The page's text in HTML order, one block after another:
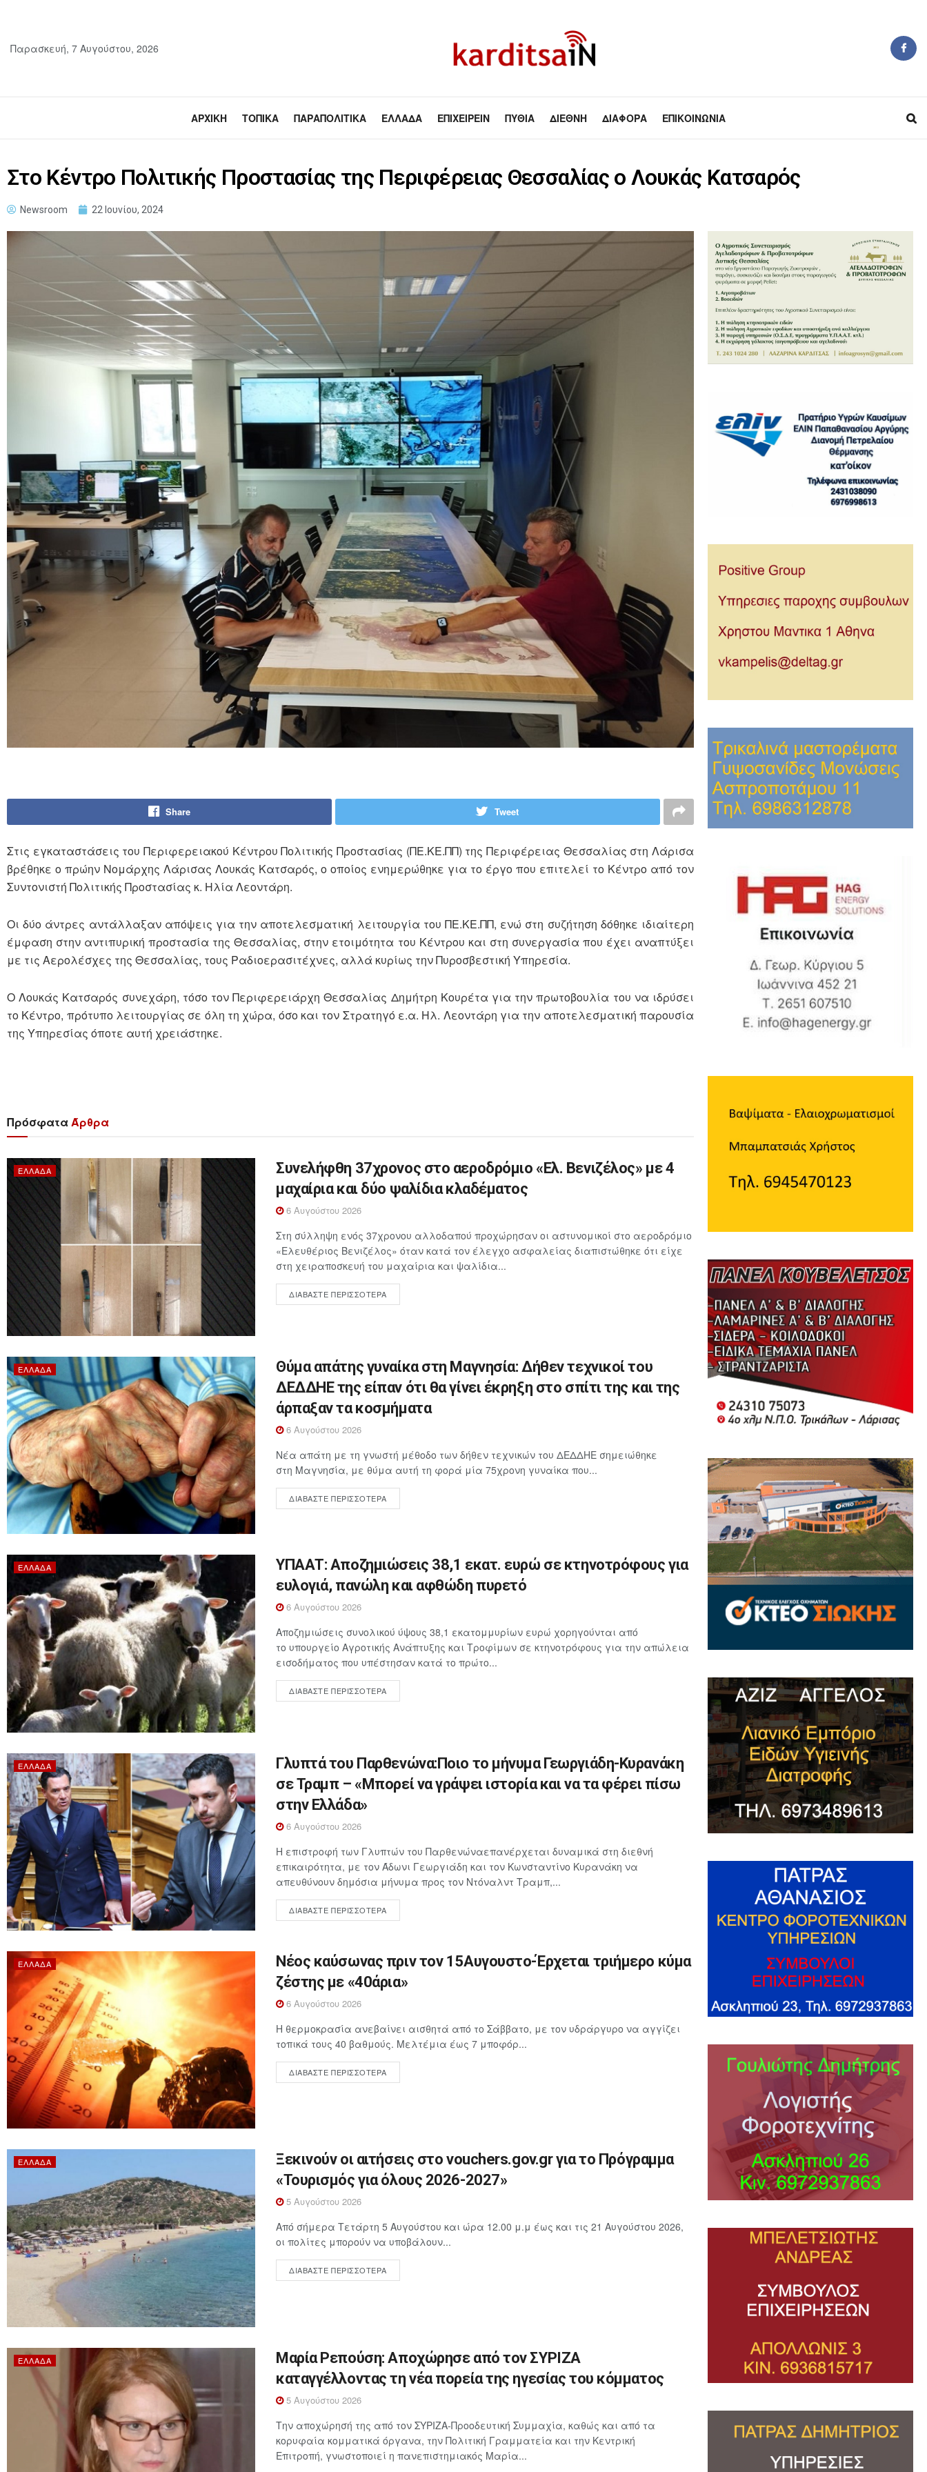
Παρασκευή, 7 Αυγούστου, 2026
ΑΡΧΙΚΉ ΤΟΠΙΚΆ ΠΑΡΑΠΟΛΙΤΙΚΆ ΕΛΛΆΔΑ ΕΠΙΧΕΙΡΕΊΝ ΠΥΘΊΑ ΔΙΕΘΝΉ ΔΙΆΦΟΡΑ ΕΠΙΚΟΙΝΩΝΊΑ
Στο Κέντρο Πολιτικής Προστασίας της Περιφέρειας Θεσσαλίας ο Λουκάς Κατσαρός
Newsroom 22 Ιουνίου, 2024
Share Tweet
Στις εγκαταστάσεις του Περιφερειακού Κέντρου Πολιτικής Προστασίας (ΠΕ.ΚΕ.ΠΠ) της Περιφέρειας Θεσσαλίας στη Λάρισα
βρέθηκε ο πρώην Νομάρχης Λάρισας Λουκάς Κατσαρός, ο οποίος ενημερώθηκε για το έργο που επιτελεί το Κέντρο από τον
Συντονιστή Πολιτικής Προστασίας κ. Ηλία Λεοντάρη.
Οι δύο άντρες αντάλλαξαν απόψεις για την αποτελεσματική λειτουργία του ΠΕ.ΚΕ.ΠΠ, ενώ στη συζήτηση δόθηκε ιδιαίτερη
έμφαση στην αντιπυρική προστασία της Θεσσαλίας, στην ετοιμότητα του Κέντρου και στη συνεργασία που έχει αναπτύξει
με τις Αερολέσχες της Θεσσαλίας, τους Ραδιοερασιτέχνες, αλλά κυρίως την Πυροσβεστική Υπηρεσία.
Ο Λουκάς Κατσαρός συνεχάρη, τόσο τον Περιφερειάρχη Θεσσαλίας Δημήτρη Κουρέτα για την πρωτοβουλία του να ιδρύσει
το Κέντρο, πρότυπο λειτουργίας σε όλη τη χώρα, όσο και τον Στρατηγό ε.α. Ηλ. Λεοντάρη για την αποτελεσματική παρουσία
της Υπηρεσίας όποτε αυτή χρειάστηκε.
ΠρόσφαταΆρθρα
ΕΛΛΆΔΑ
Συνελήφθη 37χρονος στο αεροδρόμιο «Ελ. Βενιζέλος» με 4
μαχαίρια και δύο ψαλίδια κλαδέματος
6 Αυγούστου 2026
Στη σύλληψη ενός 37χρονου αλλοδαπού προχώρησαν οι αστυνομικοί στο αεροδρόμιο
«Ελευθέριος Βενιζέλος» όταν κατά τον έλεγχο ασφαλείας διαπιστώθηκε ότι είχε
στη χειραποσκευή του μαχαίρια και ψαλίδια...
ΔΙΑΒΆΣΤΕ ΠΕΡΙΣΣΌΤΕΡΑ
ΕΛΛΆΔΑ
Θύμα απάτης γυναίκα στη Μαγνησία: Δήθεν τεχνικοί του
ΔΕΔΔΗΕ της είπαν ότι θα γίνει έκρηξη στο σπίτι της και της
άρπαξαν τα κοσμήματα
6 Αυγούστου 2026
Νέα απάτη με τη γνωστή μέθοδο των δήθεν τεχνικών του ΔΕΔΔΗΕ σημειώθηκε
στη Μαγνησία, με θύμα αυτή τη φορά μία 75χρονη γυναίκα που...
ΔΙΑΒΆΣΤΕ ΠΕΡΙΣΣΌΤΕΡΑ
ΕΛΛΆΔΑ
ΥΠΑΑΤ: Αποζημιώσεις 38,1 εκατ. ευρώ σε κτηνοτρόφους για
ευλογιά, πανώλη και αφθώδη πυρετό
6 Αυγούστου 2026
Αποζημιώσεις συνολικού ύψους 38,1 εκατομμυρίων ευρώ χορηγούνται από
το υπουργείο Αγροτικής Ανάπτυξης και Τροφίμων σε κτηνοτρόφους για την απώλεια
εισοδήματος που υπέστησαν κατά το πρώτο...
ΔΙΑΒΆΣΤΕ ΠΕΡΙΣΣΌΤΕΡΑ
ΕΛΛΆΔΑ
Γλυπτά του Παρθενώνα:Ποιο το μήνυμα Γεωργιάδη-Κυρανάκη
σε Τραμπ – «Μπορεί να γράψει ιστορία και να τα φέρει πίσω
στην Ελλάδα»
6 Αυγούστου 2026
Η επιστροφή των Γλυπτών του Παρθενώναεπανέρχεται δυναμικά στη διεθνή
επικαιρότητα, με τον Άδωνι Γεωργιάδη και τον Κωνσταντίνο Κυρανάκη να
απευθύνουν δημόσια μήνυμα προς τον Ντόναλντ Τραμπ,...
ΔΙΑΒΆΣΤΕ ΠΕΡΙΣΣΌΤΕΡΑ
ΕΛΛΆΔΑ
Νέος καύσωνας πριν τον 15Αυγουστο-Έρχεται τριήμερο κύμα
ζέστης με «40άρια»
6 Αυγούστου 2026
Η θερμοκρασία ανεβαίνει αισθητά από το Σάββατο, με τον υδράργυρο να αγγίζει
τοπικά τους 40 βαθμούς. Μελτέμια έως 7 μποφόρ...
ΔΙΑΒΆΣΤΕ ΠΕΡΙΣΣΌΤΕΡΑ
ΕΛΛΆΔΑ
Ξεκινούν οι αιτήσεις στο vouchers.gov.gr για το Πρόγραμμα
«Τουρισμός για όλους 2026-2027»
5 Αυγούστου 2026
Από σήμερα Τετάρτη 5 Αυγούστου και ώρα 12.00 μ.μ έως και τις 21 Αυγούστου 2026,
οι πολίτες μπορούν να υποβάλουν...
ΔΙΑΒΆΣΤΕ ΠΕΡΙΣΣΌΤΕΡΑ
ΕΛΛΆΔΑ
Μαρία Ρεπούση: Αποχώρησε από τον ΣΥΡΙΖΑ
καταγγέλλοντας τη νέα πορεία της ηγεσίας του κόμματος
5 Αυγούστου 2026
Την αποχώρησή της από τον ΣΥΡΙΖΑ-Προοδευτική Συμμαχία, καθώς και από τα
κορυφαία κομματικά όργανα, την Πολιτική Γραμματεία και την Κεντρική
Επιτροπή, γνωστοποιεί η πανεπιστημιακός Μαρία...